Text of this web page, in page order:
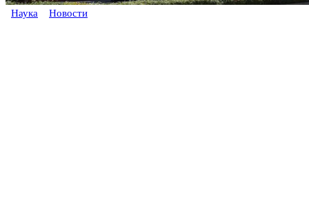
Наука Новости